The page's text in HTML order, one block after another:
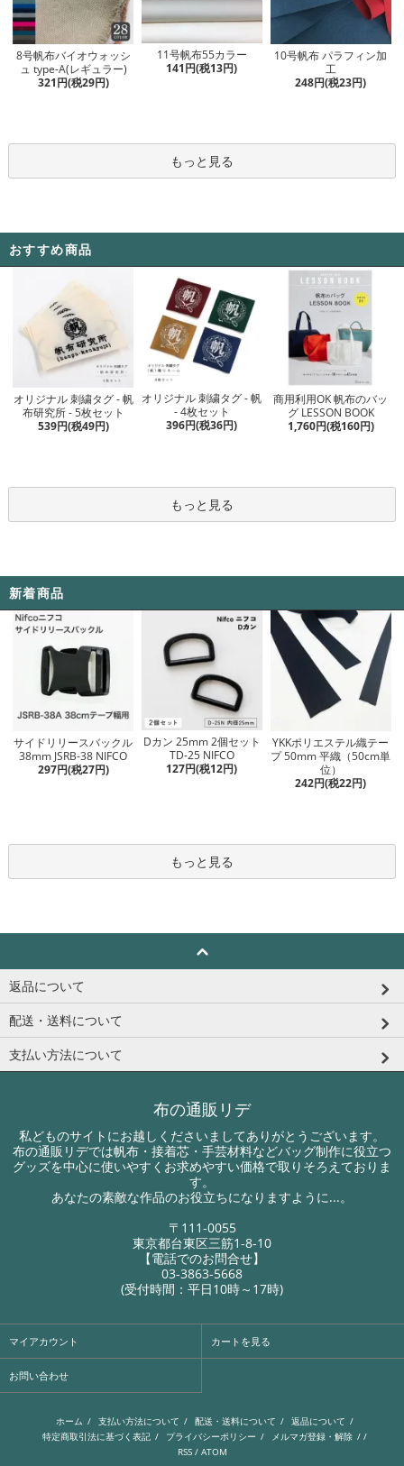
8号帆布バイオウォッシ
ュ type-A(レギュラー)
321円(税29円)
11号帆布55カラー
141円(税13円)
10号帆布 パラフィン加
工
248円(税23円)
もっと見る
おすすめ商品
オリジナル 刺繍タグ - 帆
布研究所 - 5枚セット
539円(税49円)
オリジナル 刺繍タグ - 帆
- 4枚セット
396円(税36円)
商用利用OK 帆布のバッ
グ LESSON BOOK
1,760円(税160円)
もっと見る
新着商品
サイドリリースバックル
38mm JSRB-38 NIFCO
297円(税27円)
Dカン 25mm 2個セット
TD-25 NIFCO
127円(税12円)
YKKポリエステル織テー
プ 50mm 平織（50cm単
位）
242円(税22円)
もっと見る
返品について
配送・送料について
支払い方法について
布の通販リデ
私どものサイトにお越しくださいましてありがとうございます。
布の通販リデでは帆布・接着芯・手芸材料などバッグ制作に役立つ
グッズを中心に使いやすくお求めやすい価格で取りそろえておりま
す。
あなたの素敵な作品のお役立ちになりますように...。
〒111-0055
東京都台東区三筋1-8-10
【電話でのお問合せ】
03-3863-5668
(受付時間：平日10時～17時)
マイアカウント カートを見る
お問い合わせ
ホーム / 支払い方法について / 配送・送料について / 返品について /
特定商取引法に基づく表記 / プライバシーポリシー / メルマガ登録・解除 / /
RSS/ ATOM